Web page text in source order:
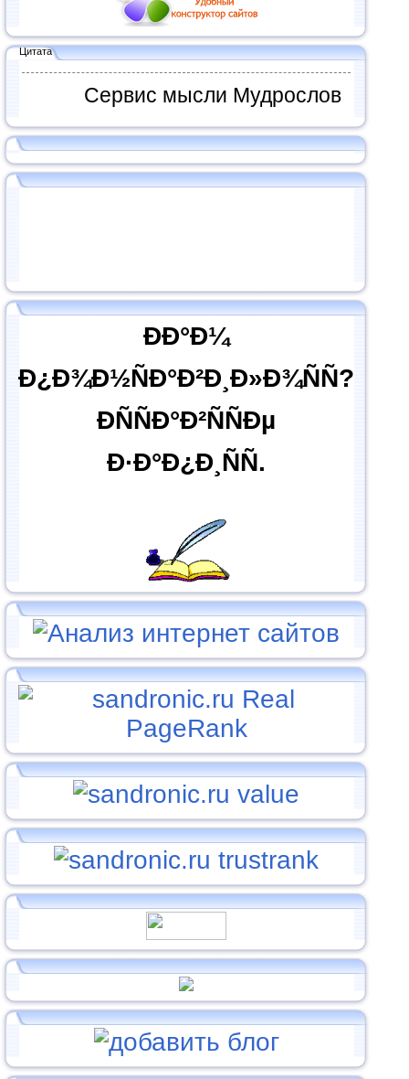
Цитата
Сервис мысли Мудрослов
ÐÐ°Ð¼
Ð¿Ð¾Ð½ÑÐ°Ð²Ð¸Ð»Ð¾ÑÑ?
ÐÑÑÐ°Ð²ÑÑÐµ
Ð·Ð°Ð¿Ð¸ÑÑ.